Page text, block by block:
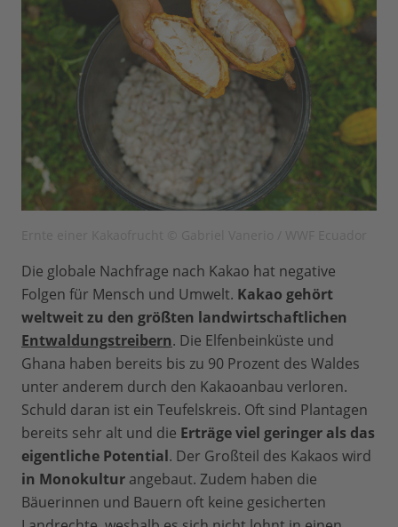
Die globale Nachfrage nach Kakao hat negative
Folgen für Mensch und Umwelt. Kakao gehört
weltweit zu den größten landwirtschaftlichen
Entwaldungstreibern. Die Elfenbeinküste und
Ghana haben bereits bis zu 90 Prozent des Waldes
unter anderem durch den Kakaoanbau verloren.
Schuld daran ist ein Teufelskreis. Oft sind Plantagen
bereits sehr alt und die Erträge viel geringer als das
eigentliche Potential. Der Großteil des Kakaos wird
in Monokultur angebaut. Zudem haben die
Bäuerinnen und Bauern oft keine gesicherten